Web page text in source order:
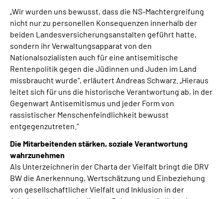
„Wir wurden uns bewusst, dass die NS-Machtergreifung
nicht nur zu personellen Konsequenzen innerhalb der
beiden Landesversicherungsanstalten geführt hatte,
sondern ihr Verwaltungsapparat von den
Nationalsozialisten auch für eine antisemitische
Rentenpolitik gegen die Jüdinnen und Juden im Land
missbraucht wurde“, erläutert Andreas Schwarz. „Hieraus
leitet sich für uns die historische Verantwortung ab, in der
Gegenwart Antisemitismus und jeder Form von
rassistischer Menschenfeindlichkeit bewusst
entgegenzutreten.“
Die Mitarbeitenden stärken, soziale Verantwortung
wahrzunehmen
Als Unterzeichnerin der Charta der Vielfalt bringt die DRV
BW die Anerkennung, Wertschätzung und Einbeziehung
von gesellschaftlicher Vielfalt und Inklusion in der